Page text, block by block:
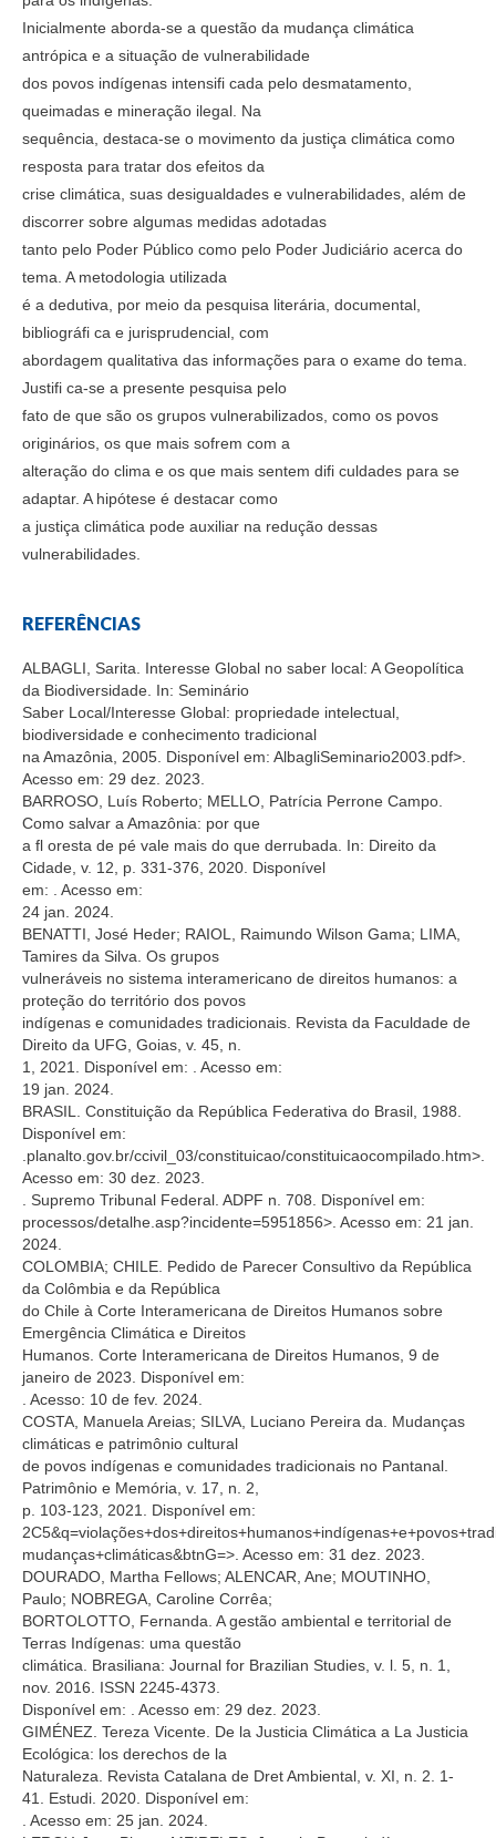
Inicialmente aborda-se a questão da mudança climática
antrópica e a situação de vulnerabilidade
dos povos indígenas intensifi cada pelo desmatamento,
queimadas e mineração ilegal. Na
sequência, destaca-se o movimento da justiça climática como
resposta para tratar dos efeitos da
crise climática, suas desigualdades e vulnerabilidades, além de
discorrer sobre algumas medidas adotadas
tanto pelo Poder Público como pelo Poder Judiciário acerca do
tema. A metodologia utilizada
é a dedutiva, por meio da pesquisa literária, documental,
bibliográfi ca e jurisprudencial, com
abordagem qualitativa das informações para o exame do tema.
Justifi ca-se a presente pesquisa pelo
fato de que são os grupos vulnerabilizados, como os povos
originários, os que mais sofrem com a
alteração do clima e os que mais sentem difi culdades para se
adaptar. A hipótese é destacar como
a justiça climática pode auxiliar na redução dessas
vulnerabilidades.
REFERÊNCIAS
ALBAGLI, Sarita. Interesse Global no saber local: A Geopolítica
da Biodiversidade. In: Seminário
Saber Local/Interesse Global: propriedade intelectual,
biodiversidade e conhecimento tradicional
na Amazônia, 2005. Disponível em: AlbagliSeminario2003.pdf>.
Acesso em: 29 dez. 2023.
BARROSO, Luís Roberto; MELLO, Patrícia Perrone Campo.
Como salvar a Amazônia: por que
a fl oresta de pé vale mais do que derrubada. In: Direito da
Cidade, v. 12, p. 331-376, 2020. Disponível
em:
. Acesso em:
24 jan. 2024.
BENATTI, José Heder; RAIOL, Raimundo Wilson Gama; LIMA,
Tamires da Silva. Os grupos
vulneráveis no sistema interamericano de direitos humanos: a
proteção do território dos povos
indígenas e comunidades tradicionais. Revista da Faculdade de
Direito da UFG, Goias, v. 45, n.
1, 2021. Disponível em:
. Acesso em:
19 jan. 2024.
BRASIL. Constituição da República Federativa do Brasil, 1988.
Disponível em:
.planalto.gov.br/ccivil_03/constituicao/constituicaocompilado.htm>.
Acesso em: 30 dez. 2023.
. Supremo Tribunal Federal. ADPF n. 708. Disponível em:
processos/detalhe.asp?incidente=5951856>. Acesso em: 21 jan.
2024.
COLOMBIA; CHILE. Pedido de Parecer Consultivo da República
da Colômbia e da República
do Chile à Corte Interamericana de Direitos Humanos sobre
Emergência Climática e Direitos
Humanos. Corte Interamericana de Direitos Humanos, 9 de
janeiro de 2023. Disponível em:
. Acesso: 10 de fev. 2024.
COSTA, Manuela Areias; SILVA, Luciano Pereira da. Mudanças
climáticas e patrimônio cultural
de povos indígenas e comunidades tradicionais no Pantanal.
Patrimônio e Memória, v. 17, n. 2,
p. 103-123, 2021. Disponível em:
mudanças+climáticas&btnG=>. Acesso em: 31 dez. 2023.
DOURADO, Martha Fellows; ALENCAR, Ane; MOUTINHO,
Paulo; NOBREGA, Caroline Corrêa;
BORTOLOTTO, Fernanda. A gestão ambiental e territorial de
Terras Indígenas: uma questão
climática. Brasiliana: Journal for Brazilian Studies, v. l. 5, n. 1,
nov. 2016. ISSN 2245-4373.
Disponível em:
. Acesso em: 29 dez. 2023.
GIMÉNEZ. Tereza Vicente. De la Justicia Climática a La Justicia
Ecológica: los derechos de la
Naturaleza. Revista Catalana de Dret Ambiental, v. XI, n. 2. 1-
41. Estudi. 2020. Disponível em:
. Acesso em: 25 jan. 2024.